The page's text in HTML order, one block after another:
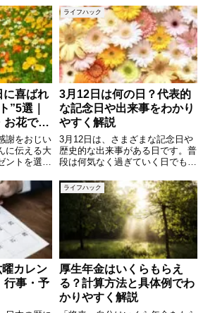
するのにち
です。実は
る記念日や
す日、身
ができます。また、日本では冠婚
葬祭や日々の予定を決める際に
「六曜（ろくよう）」を気にする
に喜ばれ
”5選｜
お花で感
謝をおじい
に伝える大
ントを選び
ありま
そして華や
ど、楽天市
て選べるア
ライフハック
3月12日は何の日？代表的
な記念日や出来事をわかり
やすく解説
3月12日は、さまざまな記念日や
歴史的な出来事がある日です。普
段は何気なく過ぎていく日でも、
あることに気づきます。例えば、
日本の歴史に関わる重要な出来事
の日であり、食べ物に関するユニ
ークな記念日や、健康や生活に
曜カレン
行事・予
ライフハック
厚生年金はいくらもらえ
る？計算方法と具体例でわ
かりやすく解説